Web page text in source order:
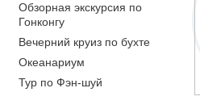
Обзорная экскурсия по
Гонконгу
Вечерний круиз по бухте
Океанариум
Тур по Фэн-шуй